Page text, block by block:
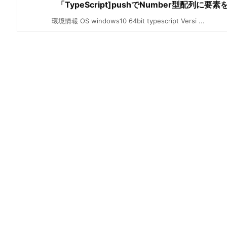
「TypeScript]pushでNumber型配列に要素
環境情報 OS windows10 64bit typescript Versi ...